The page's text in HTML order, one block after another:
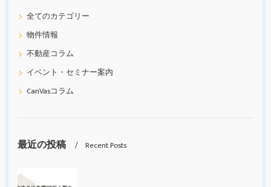
全てのカテゴリー
物件情報
不動産コラム
イベント・セミナー案内
CanVasコラム
最近の投稿 Recent Posts